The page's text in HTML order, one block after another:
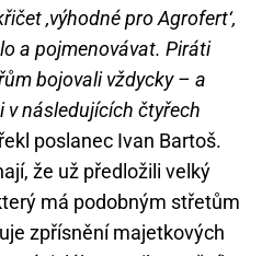
‚výhodné pro Agrofert‘,
a pojmenovávat. Piráti
bojovali vždycky – a
následujících čtyřech
poslanec Ivan Bartoš.
že už předložili velký
má podobným střetům
zpřísnění majetkových